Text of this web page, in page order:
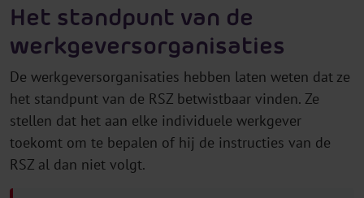
Het standpunt van de
werkgeversorganisaties
De werkgeversorganisaties hebben laten weten dat ze
het standpunt van de RSZ betwistbaar vinden. Ze
stellen dat het aan elke individuele werkgever
toekomt om te bepalen of hij de instructies van de
RSZ al dan niet volgt.